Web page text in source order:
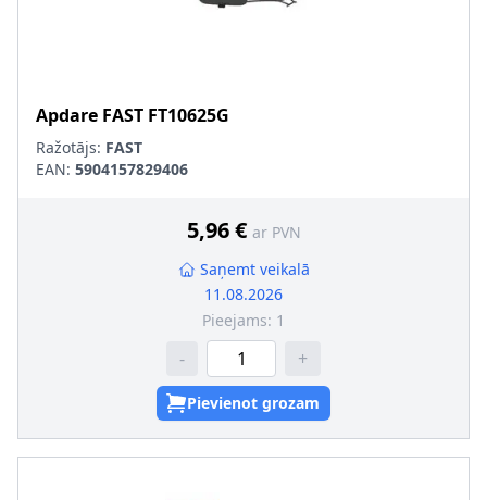
Apdare FAST FT10625G
Ražotājs: FAST
EAN: 5904157829406
5,96 € ar PVN
Saņemt veikalā
11.08.2026
Pieejams: 1
- +
Pievienot grozam